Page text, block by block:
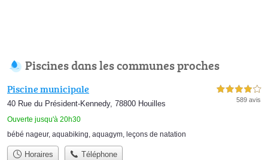
Piscines dans les communes proches
Piscine municipale
40 Rue du Président-Kennedy, 78800 Houilles
Ouverte jusqu'à 20h30
4,0 étoiles sur 5
589 avis
bébé nageur, aquabiking, aquagym, leçons de natation
Horaires Téléphone